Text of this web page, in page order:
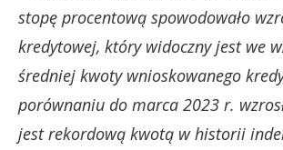
stopę procentową spowodowało
kredytowej, który widoczny jest we
średniej kwoty wnioskowanego
porównaniu do marca 2023 r.
jest rekordową kwotą w historii